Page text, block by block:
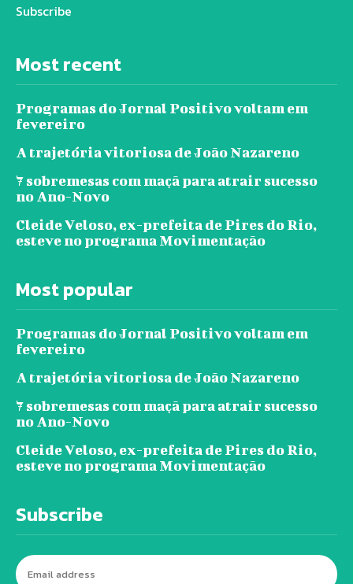
Subscribe
Most recent
Programas do Jornal Positivo voltam em
fevereiro
A trajetória vitoriosa de João Nazareno
7 sobremesas com maçã para atrair sucesso
no Ano-Novo
Cleide Veloso, ex-prefeita de Pires do Rio,
esteve no programa Movimentação
Most popular
Programas do Jornal Positivo voltam em
fevereiro
A trajetória vitoriosa de João Nazareno
7 sobremesas com maçã para atrair sucesso
no Ano-Novo
Cleide Veloso, ex-prefeita de Pires do Rio,
esteve no programa Movimentação
Subscribe